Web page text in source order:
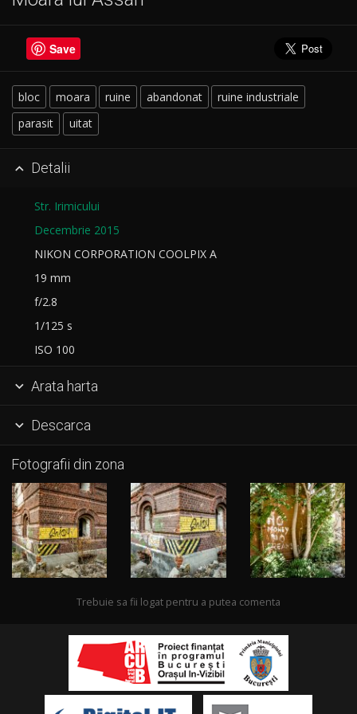
Save
bloc moara ruine abandonat
ruine industriale
parasit
uitat
 Detalii
Str. Irimicului
Decembrie 2015
NIKON CORPORATION COOLPIX A
19 mm
f/2.8
1/125 s
ISO 100
 Arata harta
 Descarca
Fotografii din zona
Trebuie sa fii logat pentru a putea comenta